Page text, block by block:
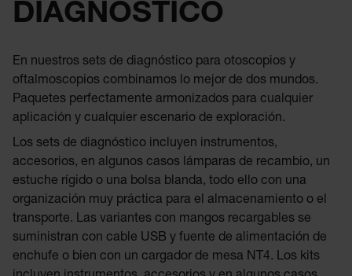
DIAGNÓSTICO
En nuestros sets de diagnóstico para otoscopios y
oftalmoscopios combinamos lo mejor de dos mundos.
Paquetes perfectamente armonizados para cualquier
aplicación y cualquier escenario de exploración.
Los sets de diagnóstico incluyen instrumentos,
accesorios, en algunos casos lámparas de recambio, un
estuche rígido o una bolsa blanda, todo ello con una
organización muy práctica para el almacenamiento o el
transporte. Las variantes con mangos recargables se
suministran con cable USB y fuente de alimentación de
enchufe o bien con un cargador de mesa NT4. Los kits